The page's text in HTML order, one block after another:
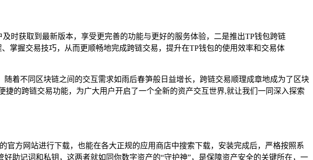
时获取到最新版本，享受更完善的功能与更好的服务体验，二是推出TP钱包跨链
掌握交易技巧，从而更顺畅地完成跨链交易，提升在TP钱包的使用效率和交易体
着不同区块链之间的交互需求如雨后春笋般日益增长，跨链交易顺理成章地成为了区块
的跨链交易功能，为广大用户开启了一个全新的资产交互世界,就让我们一同深入探索
方网站进行下载，也能在各大正规的应用商店中搜索下载，安装完成后，严格按照系
助记词和私钥，这两者就如同你数字资产的“守护神”，是保障资产安全的关键所在，一